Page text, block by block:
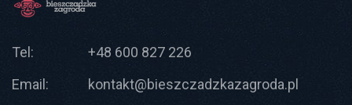
Tel:
+48 600 827 226
Email:
kontakt@bieszczadzkazagroda.pl